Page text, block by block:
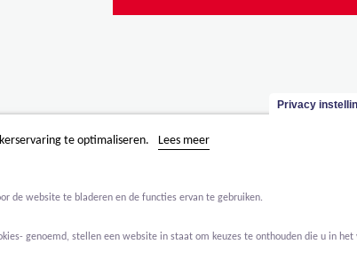
Privacy
te optimaliseren. Lees meer
de website te bladeren en de functies ervan te gebruiken.
genoemd, stellen een website in staat om keuzes te onthouden die u in het